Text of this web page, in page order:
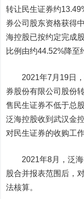
转让民生证券约
券公司股东资格获得
海控股已按约定完成
比例由约44.52%降至
2021年7月19日，
券股份有限公司股份
售民生证券不低于总
泛海控股收到武汉金
对民生证券的收购工作
2021年8月，泛海
股合并报表范围后，
法核算。